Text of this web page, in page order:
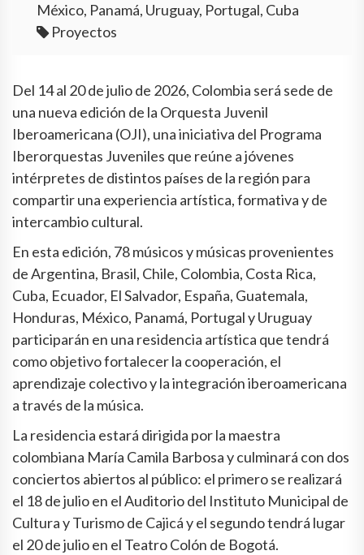
México, Panamá, Uruguay, Portugal, Cuba
Proyectos
Del 14 al 20 de julio de 2026, Colombia será sede de
una nueva edición de la Orquesta Juvenil
Iberoamericana (OJI), una iniciativa del Programa
Iberorquestas Juveniles que reúne a jóvenes
intérpretes de distintos países de la región para
compartir una experiencia artística, formativa y de
intercambio cultural.
En esta edición, 78 músicos y músicas provenientes
de Argentina, Brasil, Chile, Colombia, Costa Rica,
Cuba, Ecuador, El Salvador, España, Guatemala,
Honduras, México, Panamá, Portugal y Uruguay
participarán en una residencia artística que tendrá
como objetivo fortalecer la cooperación, el
aprendizaje colectivo y la integración iberoamericana
a través de la música.
La residencia estará dirigida por la maestra
colombiana María Camila Barbosa y culminará con dos
conciertos abiertos al público: el primero se realizará
el 18 de julio en el Auditorio del Instituto Municipal de
Cultura y Turismo de Cajicá y el segundo tendrá lugar
el 20 de julio en el Teatro Colón de Bogotá.